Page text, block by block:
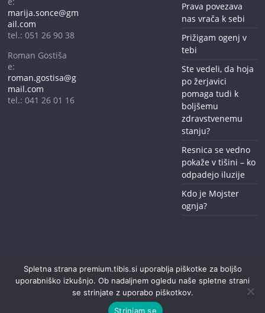
marija.sonce@gm
ail.com
tel.: 051 26 90 38
Roman Gostiša
e:
roman.gostisa@g
mail.com
tel.: 041 26 01 16
Prava povezava
nas vrača k sebi
Prižigam ogenj v
tebi
Ste vedeli, da hoja
po žerjavici
pomaga tudi k
boljšemu
zdravstvenemu
stanju?
Resnica se vedno
pokaže v tišini – ko
odpadejo iluzije
Kdo je Mojster
ognja?
Copyright © 2026premium tibis. All rights reserved.
Pravilnik o zasebnosti
Spletna strana premium.tibis.si uporablja piškotke za boljšo
uporabniško izkušnjo. Ob nadaljnem ogledu naše spletne strani
se strinjate z uporabo piškotkov.
Strinjam se